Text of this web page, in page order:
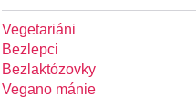
Vegetariáni
Bezlepci
Bezlaktózovky
Vegano mánie